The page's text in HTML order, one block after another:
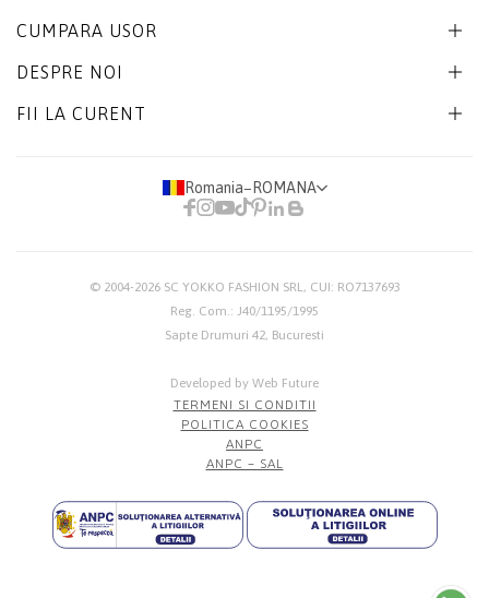
CUMPARA USOR
DESPRE NOI
FII LA CURENT
Romania− ROMANA
© 2004-2026 SC YOKKO FASHION SRL, CUI: RO7137693
Reg. Com.: J40/1195/1995
Sapte Drumuri 42, Bucuresti
Developed by Web Future
TERMENI SI CONDITII
POLITICA COOKIES
ANPC
ANPC – SAL